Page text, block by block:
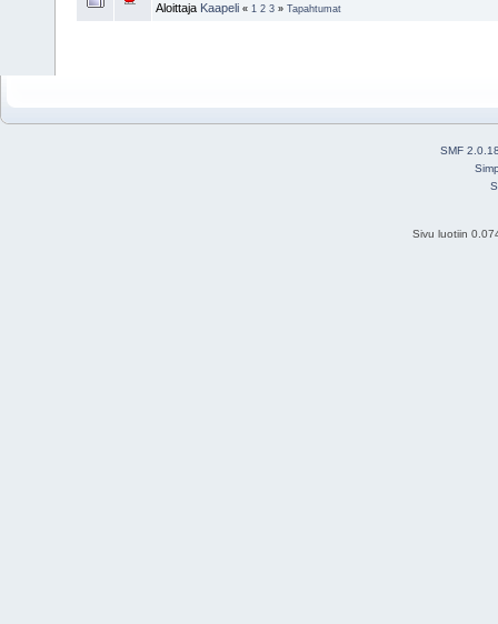
Aloittaja Kaapeli « 1 2 3 » Tapahtumat
SMF
Sivu luotiin